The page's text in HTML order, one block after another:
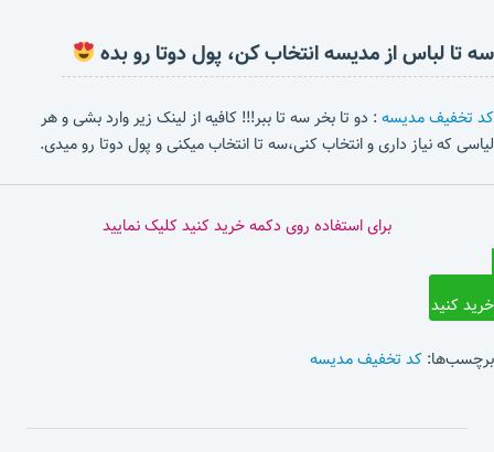
سه تا لباس از مدیسه انتخاب کن، پول دوتا رو بده
کد تخفیف مدیسه: دو تا بخر سه تا ببر!!! کافیه از لینک زیر وارد بشی و هر
لیاسی که نیاز داری و انتخاب کنی،سه تا انتخاب میکنی و پول دوتا رو میدی.
برای استفاده روی دکمه خرید کنید کلیک نمایید
خرید کنید
برچسب‌ها: کد تخفیف مدیسه